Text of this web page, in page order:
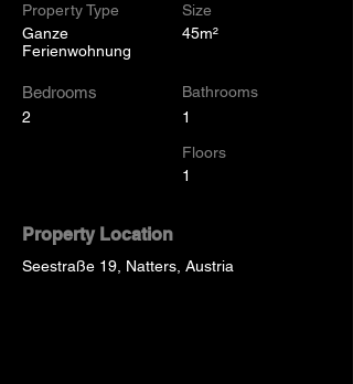
Property Type
Ganze
Ferienwohnung
Bedrooms
2
Size
45m²
Bathrooms
1
Floors
1
Property Location
Seestraße 19, Natters, Austria